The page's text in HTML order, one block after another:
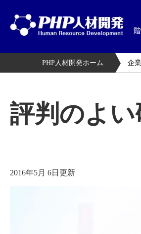
PHP人材開発ホーム 企
評判のよ
2016年5月 6日更新